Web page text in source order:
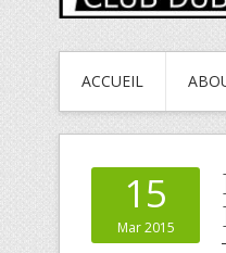
ACCUEIL
15
Mar 2015